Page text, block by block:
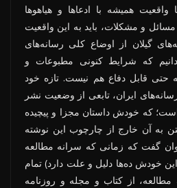
واقعیت همیشه با ادعاها و هیاهوها
و مشکلات، باید به این واقعیت
گیلان از اوضاع کلی رسانه‌های
که شرایط کنونی مطبوعات و
حتی قابل دفاع هم نیست. تازه خود
ایران، تابعی از وضعیت نشر
که خودش داستان مجزا و پیچیده
به آن خارج از چارچوب این نوشته
گفت که زمانی که سرانه مطالعه
خودش ده‌ها دلیل و علت دارد) تمام
از کتاب و مجله و روزنامه